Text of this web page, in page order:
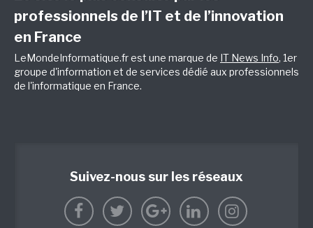
professionnels de l’IT et de l’innovation
en France
LeMondeInformatique.fr est une marque de IT News Info, 1er
groupe d'information et de services dédié aux professionnels
de l'informatique en France.
Suivez-nous sur les réseaux